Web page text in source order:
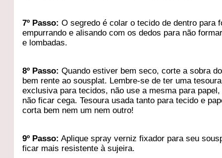
7º Passo: O segredo é colar o tecido de dentro para
empurrando e alisando com os dedos para não
e lombadas.
8º Passo: Quando estiver bem seco, corte a sobra
bem rente ao sousplat. Lembre-se de ter uma tesoura
exclusiva para tecidos, não use a mesma para papel,
não ficar cega. Tesoura usada tanto para tecido e
corta bem nem um nem outro!
9º Passo: Aplique spray verniz fixador para seu
ficar mais resistente à sujeira.